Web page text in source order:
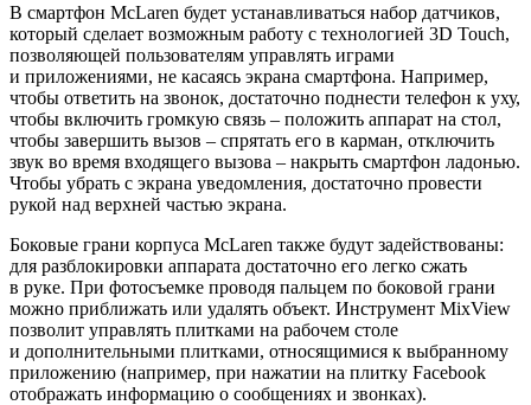
В смартфон McLaren будет устанавливаться набор датчиков,
который сделает возможным работу с технологией 3D Touch,
позволяющей пользователям управлять играми
и приложениями, не касаясь экрана смартфона. Например,
чтобы ответить на звонок, достаточно поднести телефон к уху,
чтобы включить громкую связь – положить аппарат на стол,
чтобы завершить вызов – спрятать его в карман, отключить
звук во время входящего вызова – накрыть смартфон ладонью.
Чтобы убрать с экрана уведомления, достаточно провести
рукой над верхней частью экрана.
Боковые грани корпуса McLaren также будут задействованы:
для разблокировки аппарата достаточно его легко сжать
в руке. При фотосъемке проводя пальцем по боковой грани
можно приближать или удалять объект. Инструмент MixView
позволит управлять плитками на рабочем столе
и дополнительными плитками, относящимися к выбранному
приложению (например, при нажатии на плитку Facebook
отображать информацию о сообщениях и звонках).